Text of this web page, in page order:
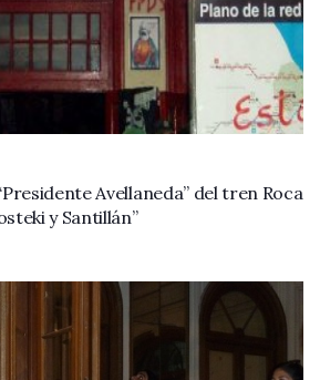
Avellaneda” del tren Roca
y Santillán”